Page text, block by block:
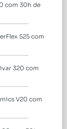
com 30h de
525 com
320 com
V20 com